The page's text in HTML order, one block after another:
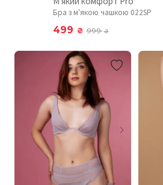
Бра з м'якою чашкою 022SP
499 ₴ 999₴